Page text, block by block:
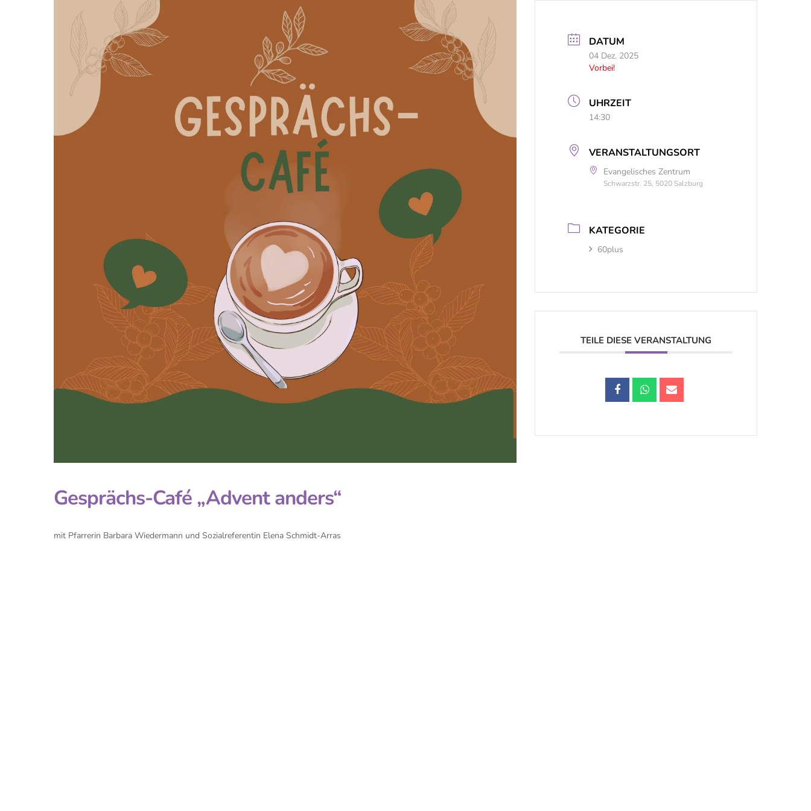
Gesprächs-Café „Advent anders“
mit Pfarrerin Barbara Wiedermann und Sozialreferentin Elena Schmidt-Arras
DATUM
04 Dez. 2025
Vorbei!
UHRZEIT
14:30
VERANSTALTUNGSORT
Evangelisches Zentrum
Schwarzstr. 25, 5020 Salzburg
KATEGORIE
60plus
TEILE DIESE VERANSTALTUNG